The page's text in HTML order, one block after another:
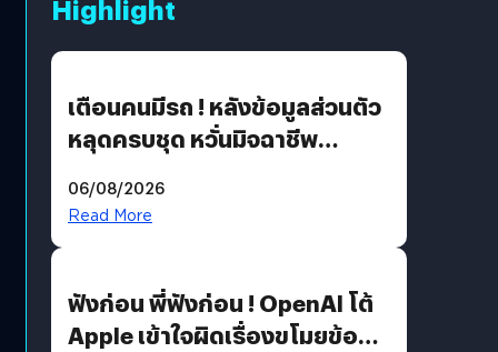
Highlight
เตือนคนมีรถ ! หลังข้อมูลส่วนตัว
หลุดครบชุด หวั่นมิจฉาชีพ
รหัสผ่านหลุด ไม่ใช่แฮกเกอร์
06/08/2026
Read More
ฟังก่อน พี่ฟังก่อน ! OpenAI โต้
Apple เข้าใจผิดเรื่องขโมยข้อมูล